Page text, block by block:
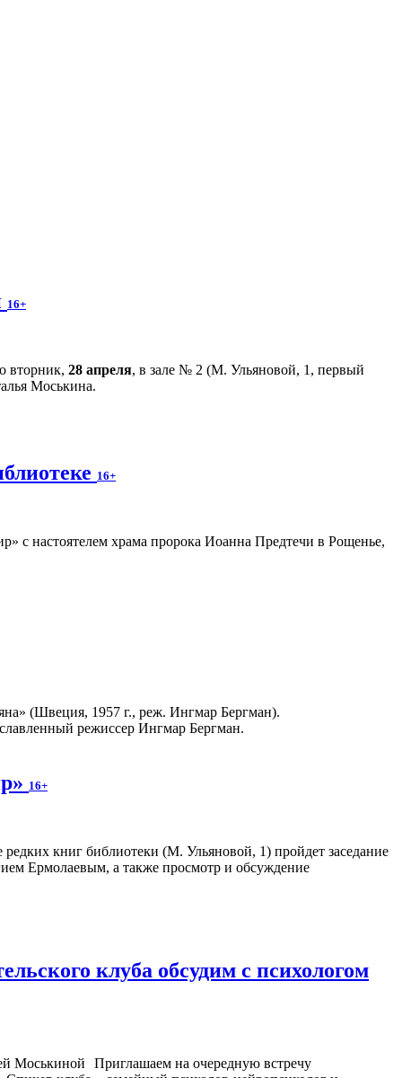
16+
вторник, 28 апреля, в зале № 2 (М. Ульяновой, 1, первый
Моськина.
16+
с настоятелем храма пророка Иоанна Предтечи в Рощенье,
(Швеция, 1957 г., реж. Ингмар Бергман).
режиссер Ингмар Бергман.
16+
редких книг библиотеки (М. Ульяновой, 1) пройдет заседание
Ермолаевым, а также просмотр и обсуждение
клуба обсудим с психологом
Приглашаем на очередную встречу